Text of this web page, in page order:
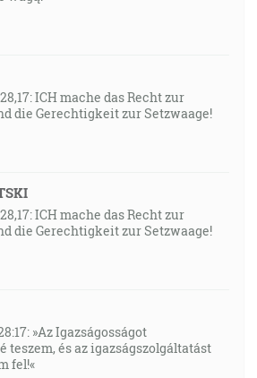
ICH mache das Recht zur
die Gerechtigkeit zur Setzwaage!
ICH mache das Recht zur
die Gerechtigkeit zur Setzwaage!
»Az Igazságosságot
és az igazságszolgáltatást
fel!«